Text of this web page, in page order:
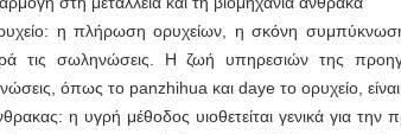
η πλήρωση ορυχείων, η σκόνη
τις σωληνώσεις. Η ζωή υπηρεσιών της
όπως το panzhihua και daye το ορυχείο, είναι
η υγρή μέθοδος υιοθετείται γενικά για